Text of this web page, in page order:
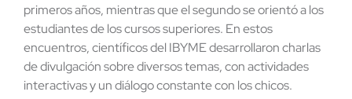
primeros años, mientras que el segundo se orientó a los
estudiantes de los cursos superiores. En estos
encuentros, científicos del IBYME desarrollaron charlas
de divulgación sobre diversos temas, con actividades
interactivas y un diálogo constante con los chicos.